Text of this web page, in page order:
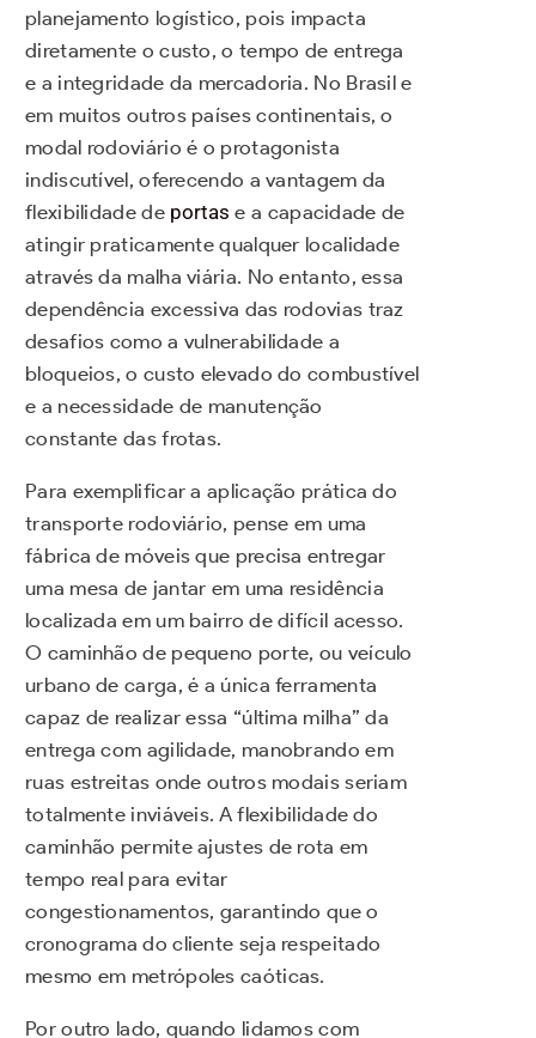
planejamento logístico, pois impacta
diretamente o custo, o tempo de entrega
e a integridade da mercadoria. No Brasil e
em muitos outros países continentais, o
modal rodoviário é o protagonista
indiscutível, oferecendo a vantagem da
flexibilidade de portas e a capacidade de
atingir praticamente qualquer localidade
através da malha viária. No entanto, essa
dependência excessiva das rodovias traz
desafios como a vulnerabilidade a
bloqueios, o custo elevado do combustível
e a necessidade de manutenção
constante das frotas.
Para exemplificar a aplicação prática do
transporte rodoviário, pense em uma
fábrica de móveis que precisa entregar
uma mesa de jantar em uma residência
localizada em um bairro de difícil acesso.
O caminhão de pequeno porte, ou veículo
urbano de carga, é a única ferramenta
capaz de realizar essa “última milha” da
entrega com agilidade, manobrando em
ruas estreitas onde outros modais seriam
totalmente inviáveis. A flexibilidade do
caminhão permite ajustes de rota em
tempo real para evitar
congestionamentos, garantindo que o
cronograma do cliente seja respeitado
mesmo em metrópoles caóticas.
Por outro lado, quando lidamos com